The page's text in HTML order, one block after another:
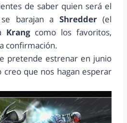
de saber quien será el
barajan a Shredder(el
Krang como los favoritos,
confirmación.
pretende estrenar en junio
creo que nos hagan esperar